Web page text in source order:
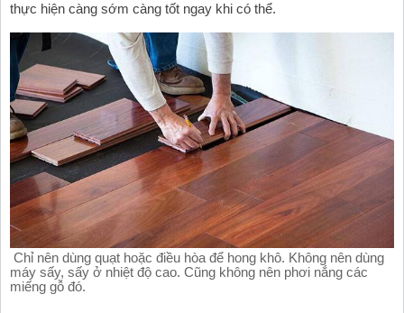
thực hiện càng sớm càng tốt ngay khi có thể.
máy sấy, sấy ở nhiệt độ cao. Cũng không nên phơi nắng các
miếng gỗ đó.